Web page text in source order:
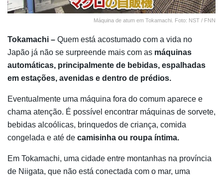
Máquina de atum em Tokamachi. Foto: NST / FNN
Tokamachi – Quem está acostumado com a vida no
Japão já não se surpreende mais com as máquinas
automáticas, principalmente de bebidas, espalhadas
em estações, avenidas e dentro de prédios.
Eventualmente uma máquina fora do comum aparece e
chama atenção. É possível encontrar máquinas de sorvete,
bebidas alcoólicas, brinquedos de criança, comida
congelada e até de camisinha ou roupa íntima.
Em Tokamachi, uma cidade entre montanhas na província
de Niigata, que não está conectada com o mar, uma